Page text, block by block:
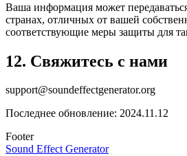
Ваша информация может
странах, отличных от вашей
соответствующие меры защиты для
12. Свяжитесь с нами
support@soundeffectgenerator.org
Последнее обновление: 2024.11.12
Footer
Sound EffectGenerator